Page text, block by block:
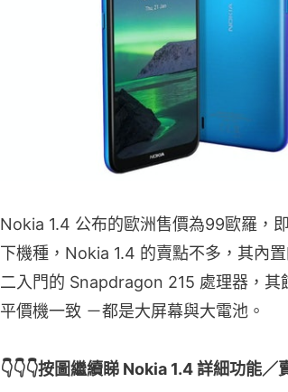
Nokia 1.4 公布的歐洲售價為99歐羅，
下機種，Nokia 1.4 的賣點不多，其內
二入門的 Snapdragon 215 處理器，其
平價機一致 －都是大屏幕與大電池。
👇👇👇按圖繼續睇 Nokia 1.4 詳細功能／